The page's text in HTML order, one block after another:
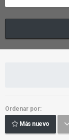
Ordenar por:
Más nuevo